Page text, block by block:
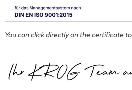
You can click directly on the certificate to